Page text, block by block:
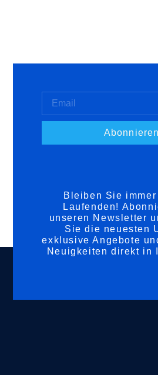
Bleiben Sie immer
Laufenden!
unseren Newsletter
Sie die neuesten
exklusive Angebote
Neuigkeiten direkt in
Abonnieren